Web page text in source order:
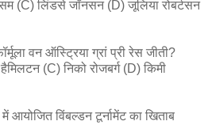
(C) लिंडसे जॉनसन (D) जूलिया रोबर्टसन
वन ऑस्ट्रिया ग्रां प्री रेस जीती?
(C) निको रोजबर्ग (D) किमी
विंबल्डन टूर्नामेंट का खिताब